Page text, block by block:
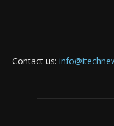
Contact us: